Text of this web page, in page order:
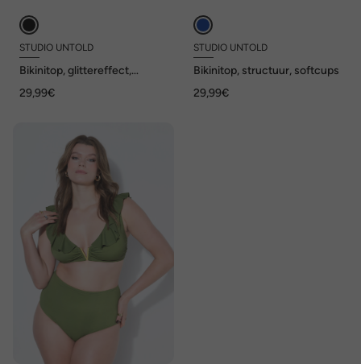
STUDIO UNTOLD
Bikinitop, glittereffect,
29,99€
STUDIO UNTOLD
Bikinitop, structuur, softcups
29,99€